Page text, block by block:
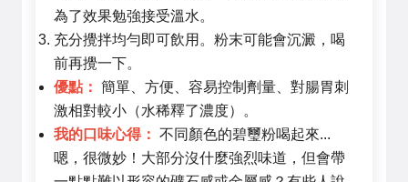
為了效果勉強接受溫水。
充分攪拌均勻即可飲用。粉末可能會沉澱，喝
前再攪一下。
優點： 簡單、方便、容易控制劑量、對腸胃刺
激相對較小（水稀釋了濃度）。
我的口味心得： 不同顏色的碧璽粉喝起來...
嗯，很微妙！大部分沒什麼強烈味道，但會帶